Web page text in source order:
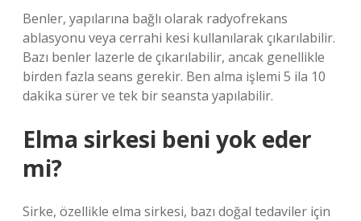
Benler, yapılarına bağlı olarak radyofrekans
ablasyonu veya cerrahi kesi kullanılarak çıkarılabilir.
Bazı benler lazerle de çıkarılabilir, ancak genellikle
birden fazla seans gerekir. Ben alma işlemi 5 ila 10
dakika sürer ve tek bir seansta yapılabilir.
Elma sirkesi beni yok eder
mi?
Sirke, özellikle elma sirkesi, bazı doğal tedaviler için